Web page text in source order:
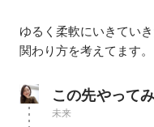
ゆるく柔軟にいきてい
関わり方を考えてます。
この先やって
未来